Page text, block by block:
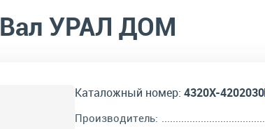
Вал УРАЛ ДОМ
Каталожный номер: 4320Х-4202030
Производитель: